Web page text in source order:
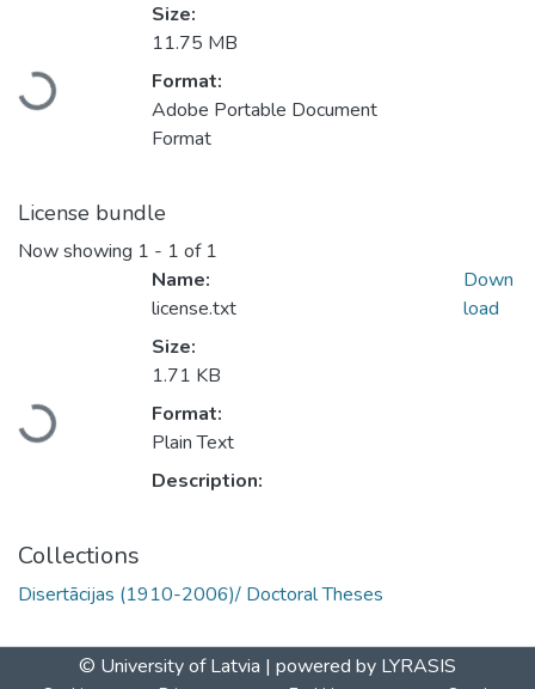
Loading...
Size:
11.75 MB
Format:
Adobe Portable Document
Format
License bundle
Now showing 1 - 1 of 1
Loading...
Name:
license.txt
Size:
1.71 KB
Format:
Plain Text
Description:
Down
load
Collections
Disertācijas (1910-2006)/ Doctoral Theses
© University of Latvia | powered by LYRASIS